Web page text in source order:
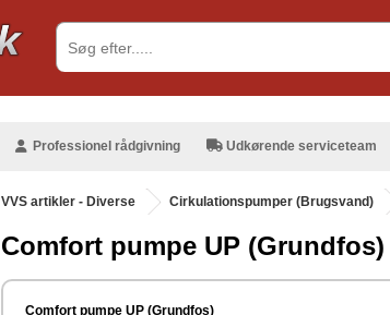
Professionel rådgivning Udkørende serviceteam
VVS artikler - Diverse Cirkulationspumper (Brugsvand)
Comfort pumpe UP (Grundfos)
Comfort pumpe UP (Grundfos)